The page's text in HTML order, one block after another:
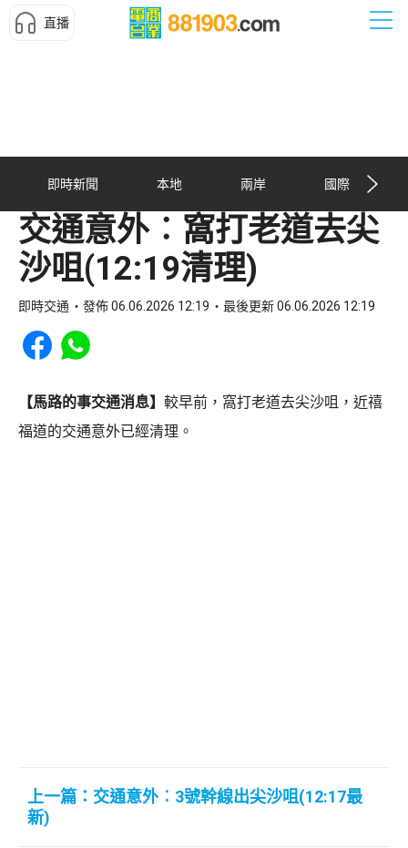
直播
即時新聞 本地 兩岸 國際
交通意外︰窩打老道去尖
沙咀(12:19清理)
即時交通 發佈 06.06.2026 12:19 最後更新 06.06.2026 12:19
Share to Facebook
Share to WhatsApp
【馬路的事交通消息】 較早前，窩打老道去尖沙咀，近禧
福道的交通意外已經清理。
上一篇：交通意外︰3號幹線出尖沙咀(12:17最
新)